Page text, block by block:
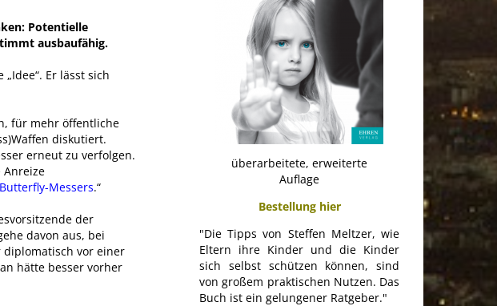
Potentielle
ausbaufähig.
Er lässt sich
für mehr öffentliche
diskutiert.
erneut zu verfolgen.
Anreize
Messers.“
der
davon aus, bei
diplomatisch vor einer
hätte besser vorher
überarbeitete, erweiterte
Auflage
Bestellung hier
"Die Tipps von Steffen Meltzer, wie
Eltern ihre Kinder und die Kinder
sich selbst schützen können, sind
von großem praktischen Nutzen. Das
Buch ist ein gelungener Ratgeber."